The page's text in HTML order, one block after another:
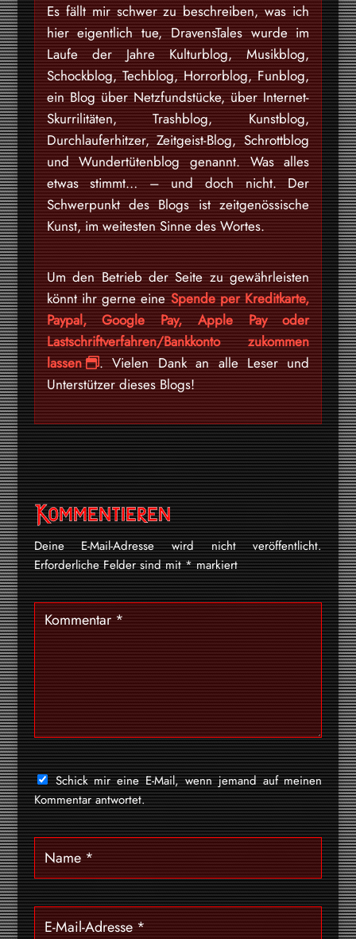
Es fällt mir schwer zu beschreiben, was ich
hier eigentlich tue, DravensTales wurde im
Laufe der Jahre Kulturblog, Musikblog,
Schockblog, Techblog, Horrorblog, Funblog,
ein Blog über Netzfundstücke, über Internet-
Skurrilitäten, Trashblog, Kunstblog,
Durchlauferhitzer, Zeitgeist-Blog, Schrottblog
und Wundertütenblog genannt. Was alles
etwas stimmt… – und doch nicht. Der
Schwerpunkt des Blogs ist zeitgenössische
Kunst, im weitesten Sinne des Wortes.
Um den Betrieb der Seite zu gewährleisten
könnt ihr gerne eineSpende per Kreditkarte,
Paypal, Google Pay, Apple Pay oder
Lastschriftverfahren/Bankkonto zukommen
lassen
. Vielen Dank an alle Leser und
Unterstützer dieses Blogs!
Kommentieren
Deine E-Mail-Adresse wird nicht veröffentlicht.
Erforderliche Felder sind mit*markiert
Schick mir eine E-Mail, wenn jemand auf meinen
Kommentar antwortet.